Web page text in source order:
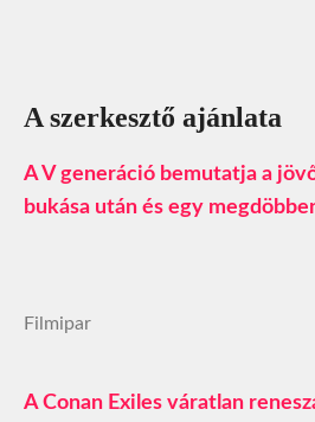
A szerkesztő ajánlata
A V generáció bemutatja a
bukása után és egy
Filmipar
A Conan Exiles váratlan